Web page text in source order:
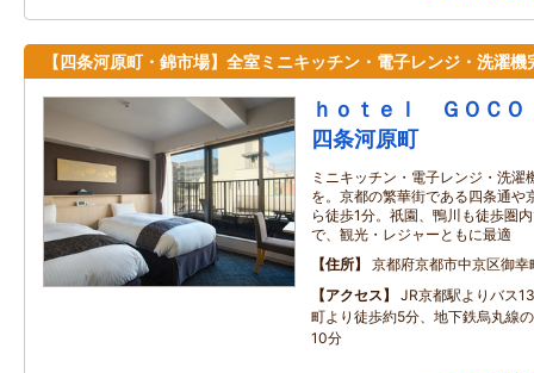
【四条河原町・錦市場】全室ミニキッチン・電子レンジ・洗濯機
ｈｏｔｅｌ ＧＯＣ
四条河原町
ミニキッチン・電子レンジ・洗濯
を。京都の繁華街である四条通や
ら徒歩1分。祇園、鴨川も徒歩圏
で、観光・レジャーともに最適
住所
京都府京都市中京区御
アクセス
JR京都駅よりバス
町より徒歩約5分、地下鉄烏丸線
10分